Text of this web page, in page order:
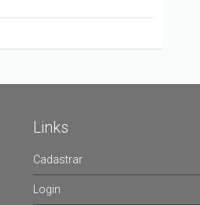
Links
Cadastrar
Login